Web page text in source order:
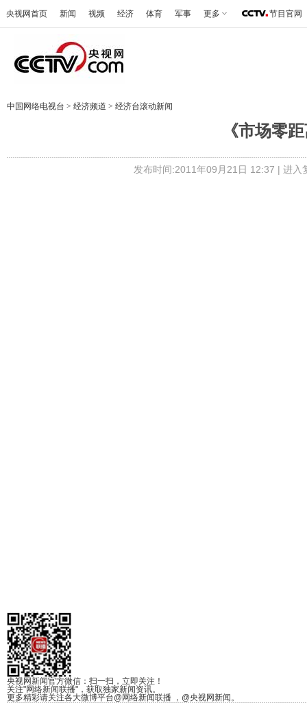
央视网首页 新闻 视频 经济 体育 军事 更多 节目官网
中国网络电视台 > 经济频道 > 经济台滚动新闻
《市场零
发布时间:2011年09月21日 12:37 | 进入
央视网新闻官方微信：扫一扫，立即关注！
关注"网络新闻联播"，获取独家新闻资讯。
更多精彩请关注各大微博平台@网络新闻联播 ，@央视网新闻。